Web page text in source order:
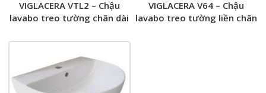
VIGLACERA VTL2 – Chậu
lavabo treo tường chân dài
VIGLACERA V64 – Chậu
lavabo treo tường liền chân